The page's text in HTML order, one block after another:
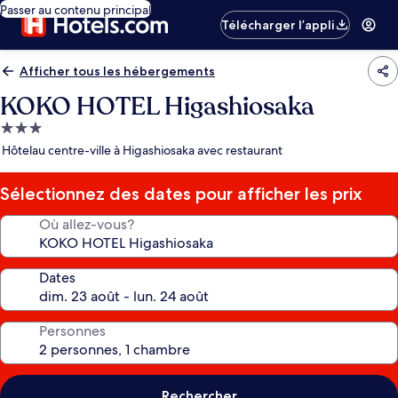
Passer au contenu principal
Télécharger l’appli
Afficher tous les hébergements
KOKO HOTEL Higashiosaka
Hébergement
3.0 étoiles
Hôtelau centre-ville à Higashiosaka avec restaurant
Sélectionnez des dates pour afficher les prix
Où allez-vous?
Dates
Personnes